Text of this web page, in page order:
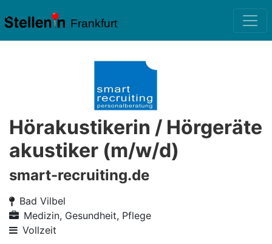
Frankfurt
Hörakustikerin / Hörgeräte
akustiker (m/w/d)
smart-recruiting.de
Bad Vilbel
Medizin, Gesundheit, Pflege
Vollzeit